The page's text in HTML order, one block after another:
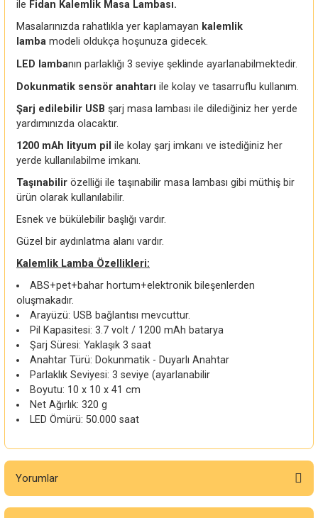
ile Fidan Kalemlik Masa Lambası.
Masalarınızda rahatlıkla yer kaplamayan kalemlik
lamba modeli oldukça hoşunuza gidecek.
LED lambanın parlaklığı 3 seviye şeklinde ayarlanabilmektedir.
Dokunmatik sensör anahtarı ile kolay ve tasarruflu kullanım.
Şarj edilebilir USB şarj masa lambası ile dilediğiniz her yerde
yardımınızda olacaktır.
1200 mAh lityum pil ile kolay şarj imkanı ve istediğiniz her
yerde kullanılabilme imkanı.
Taşınabilir özelliği ile taşınabilir masa lambası gibi müthiş bir
ürün olarak kullanılabilir.
Esnek ve bükülebilir başlığı vardır.
Güzel bir aydınlatma alanı vardır.
Kalemlik Lamba Özellikleri:
ABS+pet+bahar hortum+elektronik bileşenlerden
oluşmakadır.
Arayüzü: USB bağlantısı mevcuttur.
Pil Kapasitesi: 3.7 volt / 1200 mAh batarya
Şarj Süresi: Yaklaşık 3 saat
Anahtar Türü: Dokunmatik - Duyarlı Anahtar
Parlaklık Seviyesi: 3 seviye (ayarlanabilir
Boyutu: 10 x 10 x 41 cm
Net Ağırlık: 320 g
LED Ömürü: 50.000 saat
Yorumlar